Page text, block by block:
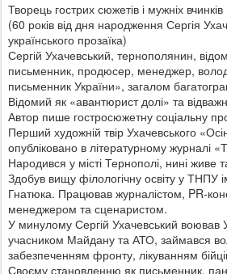
Творець гострих сюжетів і мужніх вчинків
(60 років від дня народження Сергія
українського прозаїка)
Сергій Ухачевський, тернополянин,
письменник, продюсер, менеджер,
письменник України», загалом
Відомий як «авантюрист долі» та
Автор пише гостросюжетну соціальну
Перший художній твір Ухачевського
опубліковано в літературному журналі
Народився у місті Тернополі, нині живе
Здобув вищу філологічну освіту у ТНПУ
Гнатюка. Працював журналістом, PR-
менеджером та сценаристом.
У минулому Сергій Ухачевський воював
учасником Майдану та АТО, займався
забезпеченням фронту, лікуванням
Своєму становленню як письменник, пан